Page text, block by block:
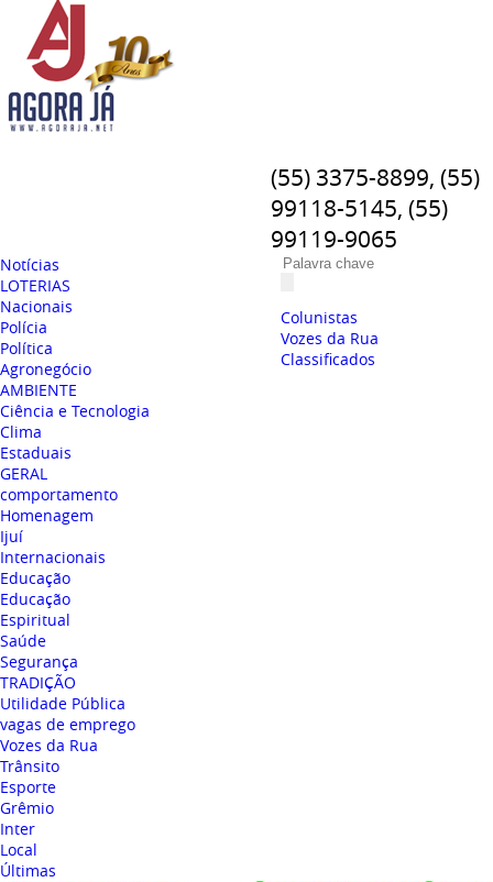
(55) 3375-8899, (55)
99118-5145, (55)
99119-9065
Notícias
LOTERIAS
Nacionais
Polícia
Política
Agronegócio
AMBIENTE
Ciência e Tecnologia
Clima
Estaduais
GERAL
comportamento
Homenagem
Ijuí
Internacionais
Educação
Educação
Espiritual
Saúde
Segurança
TRADIÇÃO
Utilidade Pública
vagas de emprego
Vozes da Rua
Trânsito
Esporte
Grêmio
Inter
Local
Últimas
Colunistas
Vozes da Rua
Classificados